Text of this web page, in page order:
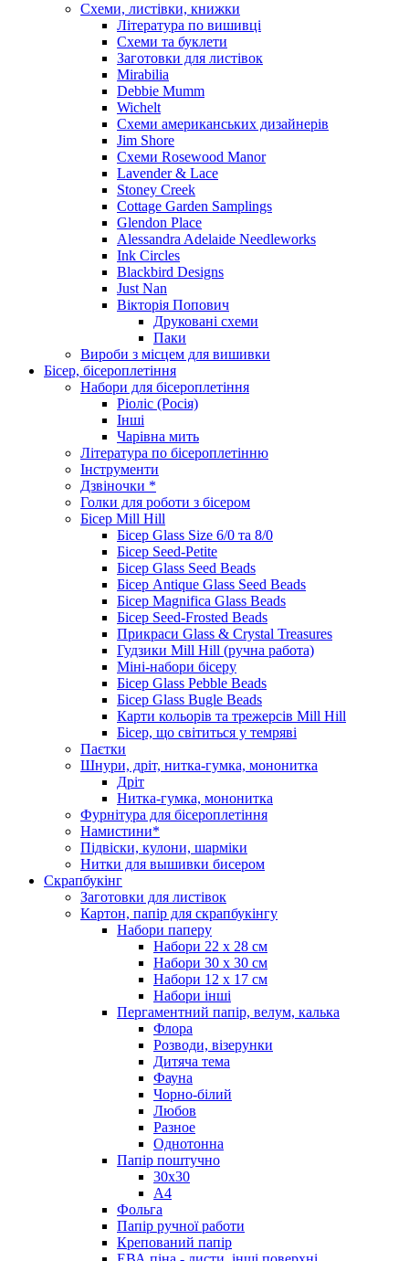
Схеми, листівки, книжки
Література по вишивці
Схеми та буклети
Заготовки для листівок
Mirabilia
Debbie Mumm
Wichelt
Схеми американських дизайнерів
Jim Shore
Cхеми Rosewood Manor
Lavender & Lace
Stoney Creek
Cottage Garden Samplings
Glendon Place
Alessandra Adelaide Needleworks
Ink Circles
Blackbird Designs
Just Nan
Вікторія Попович
Друковані схеми
Паки
Вироби з місцем для вишивки
Бісер, бісероплетіння
Набори для бісероплетіння
Ріоліс (Росія)
Інші
Чарівна мить
Література по бісероплетінню
Інструменти
Дзвіночки *
Голки для роботи з бісером
Бісер Mill Hill
Бісер Glass Size 6/0 та 8/0
Бісер Seed-Petite
Бісер Glass Seed Beads
Бісер Antique Glass Seed Beads
Бісер Magnifica Glass Beads
Бісер Seed-Frosted Beads
Прикраси Glass & Crystal Treasures
Гудзики Mill Hill (ручна работа)
Міні-набори бісеру
Бісер Glass Pebble Beads
Бісер Glass Bugle Beads
Карти кольорів та трежерсів Mill Hill
Бісер, що світиться у темряві
Паєтки
Шнури, дріт, нитка-гумка, мононитка
Дріт
Нитка-гумка, мононитка
Фурнітура для бісероплетіння
Намистини*
Підвіски, кулони, шарміки
Нитки для вышивки бисером
Скрапбукінг
Заготовки для листівок
Картон, папір для скрапбукінгу
Набори паперу
Набори 22 х 28 см
Набори 30 х 30 см
Набори 12 х 17 см
Набори інші
Пергаментний папір, велум, калька
Флора
Розводи, візерунки
Дитяча тема
Фауна
Чорно-білий
Любов
Разное
Однотонна
Папір поштучно
30х30
А4
Фольга
Папір ручної работи
Крепований папір